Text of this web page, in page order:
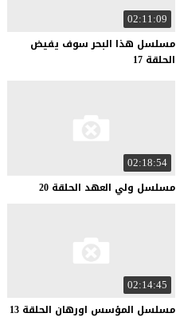
02:11:09
مسلسل هذا البحر سوف يفيض
الحلقة 17
02:18:54
مسلسل ولي العهد الحلقة 20
02:14:45
مسلسل المؤسس اورهان الحلقة 13